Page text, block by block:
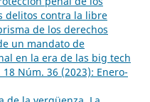
delitos contra la libre
de los derechos
un mandato de
en la era de las big tech
18 Núm. 36 (2023): Enero-